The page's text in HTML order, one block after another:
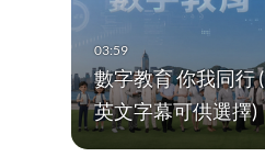
數字教育 你我同行
英文字幕可供選擇)